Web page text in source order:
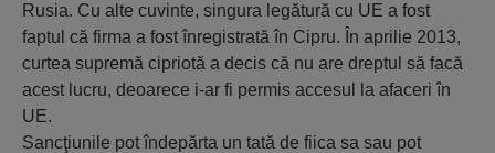
Rusia. Cu alte cuvinte, singura legătură cu UE a fost
faptul că firma a fost înregistrată în Cipru. În aprilie 2013,
curtea supremă cipriotă a decis că nu are dreptul să facă
acest lucru, deoarece i-ar fi permis accesul la afaceri în
UE.
Sancţiunile pot îndepărta un tată de fiica sa sau pot